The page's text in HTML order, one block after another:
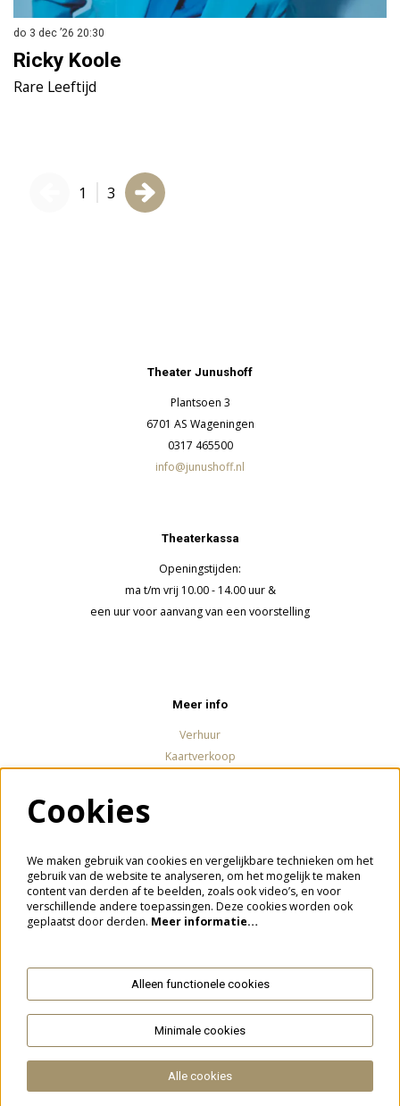
Ricky Koole
Rare Leeftijd
do 3 dec ’26 20:30
1 3
Theater Junushoff
Plantsoen 3
6701 AS Wageningen
0317 465500
info@junushoff.nl
Theaterkassa
Openingstijden:
ma t/m vrij 10.00 - 14.00 uur &
een uur voor aanvang van een voorstelling
Meer info
Verhuur
Kaartverkoop
Meld je aan voor de nieuwsbrief
Aanmelden
Addendumvan Google.
Cookies
We maken gebruik van cookies en vergelijkbare technieken om het
gebruik van de website te analyseren, om het mogelijk te maken
content van derden af te beelden, zoals ook video’s, en voor
verschillende andere toepassingen. Deze cookies worden ook
geplaatst door derden. Meer informatie…
Alleen functionele cookies
Minimale cookies
Alle cookies